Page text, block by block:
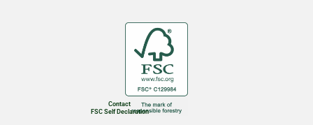
Contact
FSC Self Declaration